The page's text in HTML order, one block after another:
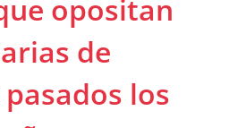
opositan
de
los